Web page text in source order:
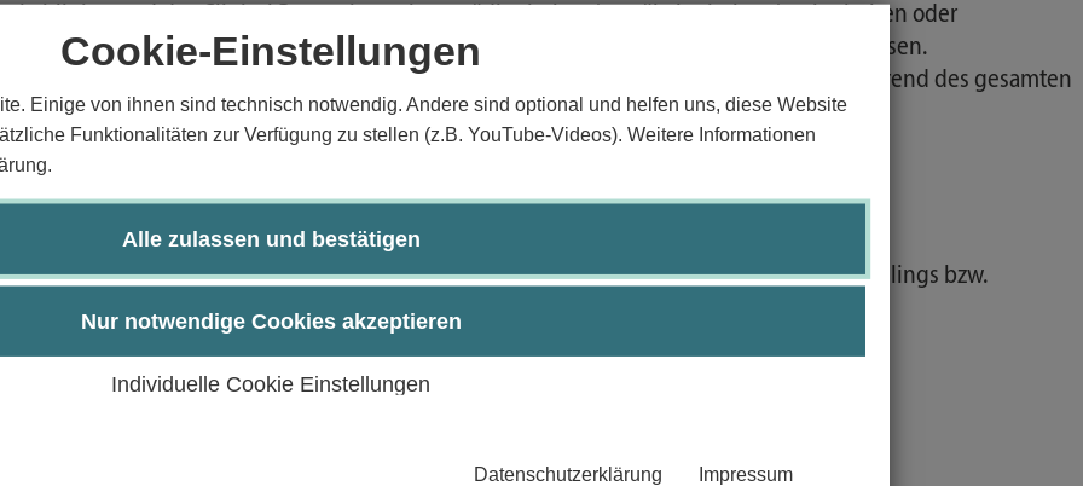
Cookie-Einstellungen
Einige von ihnen sind technisch notwendig. Andere sind optional und helfen uns, diese Website
Funktionalitäten zur Verfügung zu stellen (z.B. YouTube-Videos). Weitere Informationen
Alle zulassen und bestätigen
Nur notwendige Cookies akzeptieren
Individuelle Cookie Einstellungen
Datenschutzerklärung Impressum
Leitlinien und des Clinical Reasonings einen pädiatrischen/ gynäkologischen/urologischen oder
erstellen, Behandlungen durchführen und dokumentieren sowie evidenzbasiert anpassen.
und modulbezogene, therapeutische Entscheidungswege einschlagen, diese während des gesamten
evidenzbasiert ändern.
und anhand gegebener Leitlinien therapeutisch handeln.
bewusst, zielgerichtet, systematisch und prozessorientiert zu handeln.
zu benennen und anzuwenden.
spezifischer Krankheitsfälle analysieren und reflektieren.
im ersten Lebensjahr und können motorische Abweichungen/ Problematiken eines Säuglings bzw.